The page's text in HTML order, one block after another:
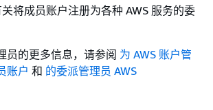
将成员账户注册为各种 AWS 服务的委
员的更多信息，请参阅 为 AWS 账户管
账户 和 的委派管理员 AWS